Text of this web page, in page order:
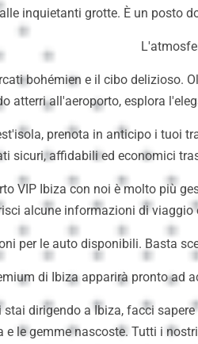
inquietanti grotte. È un posto
bohémien e il cibo delizioso.
atterri all'aeroporto, esplora
prenota in anticipo i tuoi
sicuri, affidabili ed economici
VIP Ibiza con noi è molto più
alcune informazioni di
per le auto disponibili. Basta
di Ibiza apparirà pronto ad
dirigendo a Ibiza, facci
e le gemme nascoste. Tutti i